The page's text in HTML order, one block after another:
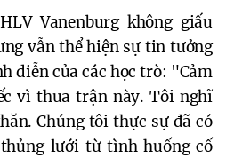
Vanenburg không giấu
vẫn thể hiện sự tin tưởng
diễn của các học trò: "Cảm
vì thua trận này. Tôi nghĩ
Chúng tôi thực sự đã có
lưới từ tình huống cố